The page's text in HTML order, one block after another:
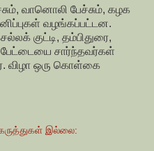
வானொலி பேச்சும், கழக
வழங்கப்பட்டன.
குட்டி, தம்பிதுரை,
பேட்டையை சார்ந்தவர்கள்
விழா ஒரு கொள்கை
இல்லை: